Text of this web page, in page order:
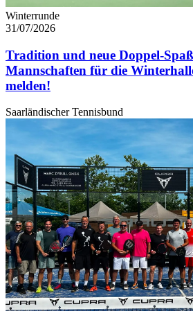
Winterrunde
31/07/2026
Tradition und neue Doppel-
Mannschaften für die
melden!
Saarländischer Tennisbund